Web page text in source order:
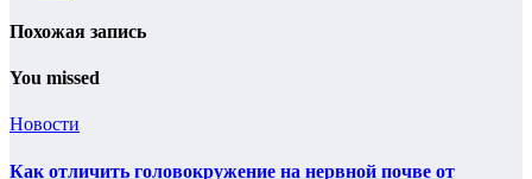
Похожая запись
You missed
Новости
Как отличить головокружение на нервной почве от